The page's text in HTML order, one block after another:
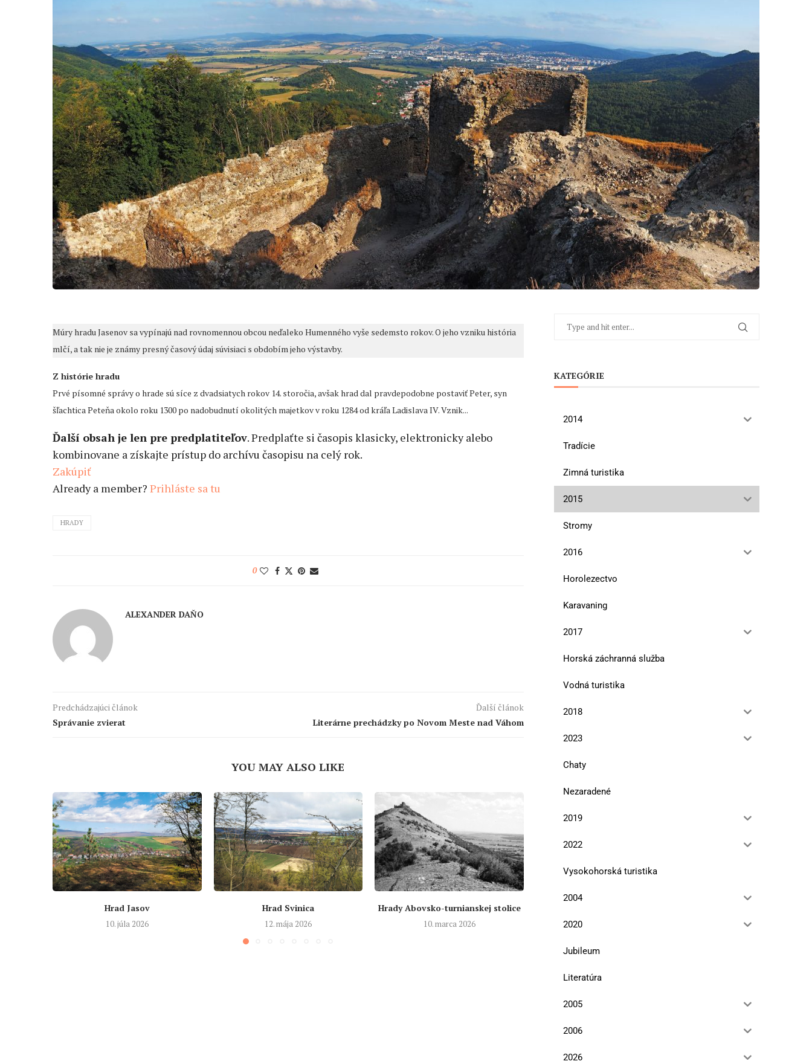
Múry hradu Jasenov sa vypínajú nad rovnomennou obcou neďaleko Humenného vyše sedemsto rokov. O jeho vzniku história
mlčí, a tak nie je známy presný časový údaj súvisiaci s obdobím jeho výstavby.
Z histórie hradu
Prvé písomné správy o hrade sú síce z dvadsiatych rokov 14. storočia, avšak hrad dal pravdepodobne postaviť Peter, syn
šľachtica Peteňa okolo roku 1300 po nadobudnutí okolitých majetkov v roku 1284 od kráľa Ladislava IV. Vznik...
Ďalší obsah je len pre predplatiteľov. Predplaťte si časopis klasicky, elektronicky alebo
kombinovane a získajte prístup do archívu časopisu na celý rok.
Zakúpiť
Already a member? Prihláste sa tu
HRADY
0
ALEXANDER DAŇO
Predchádzajúci článok
Správanie zvierat
Ďalší článok
Literárne prechádzky po Novom Meste nad Váhom
YOU MAY ALSO LIKE
Hrad Jasov
10. júla 2026
Hrad Svinica
12. mája 2026
Hrady Abovsko-turnianskej stolice
10. marca 2026 13. januára 2026 10. novembra 2025
KATEGÓRIE
2014
Tradície
Zimná turistika
2015
Stromy
2016
Horolezectvo
Karavaning
2017
Horská záchranná služba
Vodná turistika
2018
2023
Chaty
Nezaradené
2019
2022
Vysokohorská turistika
2004
2020
Jubileum
Literatúra
2005
2006
2026